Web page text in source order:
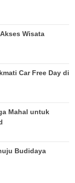
Wisata
Car Free Day di
Mahal untuk
Budidaya